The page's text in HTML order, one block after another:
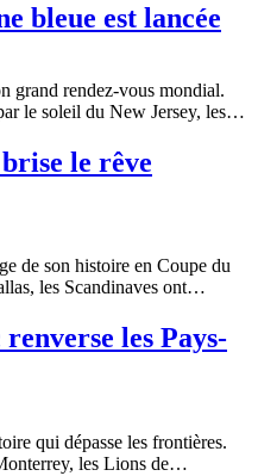
bleue est lancée
grand rendez-vous mondial.
le soleil du New Jersey, les…
le rêve
de son histoire en Coupe du
les Scandinaves ont…
les Pays-
qui dépasse les frontières.
les Lions de…